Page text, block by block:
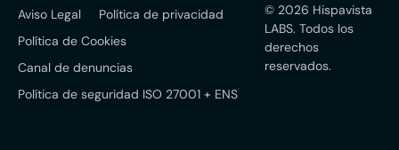
© 2026 Hispavista
LABS. Todos los
derechos
reservados.
Aviso Legal
Política de privacidad
Política de Cookies
Canal de denuncias
Política de seguridad ISO 27001 + ENS